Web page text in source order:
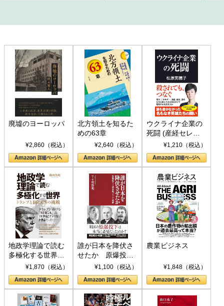
廃墟のヨーロッパ
¥2,860（税込）
北方領土を知るた
めの63章
¥2,640（税込）
ウクライナ企業の
死闘 (産経セレク
ト S 039)¥1,210（税込）
地政学理論で読む
多極化する世界：
トランプとBRICS
の挑戦
¥1,870（税込）
誰が日本を降伏さ
せたか 原爆投
下、ソ連参戦、そ
して聖断 (PHP新
書)
¥1,100（税込）
農業ビジネス
¥1,848（税込）